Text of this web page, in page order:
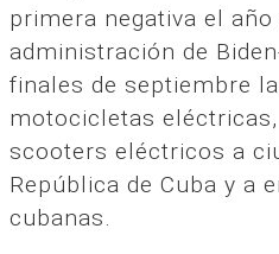
primera negativa el año
administración de
finales de septiembre
motocicletas
scooters eléctricos a
República de Cuba y a
cubanas.